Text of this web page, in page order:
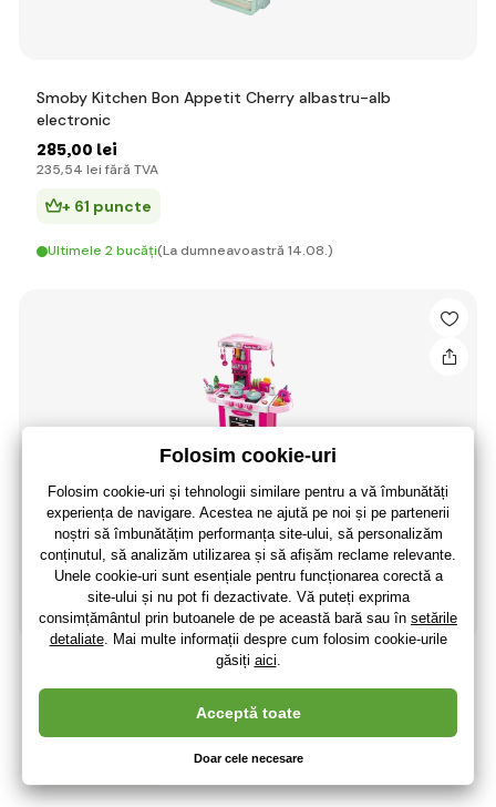
Smoby Kitchen Bon Appetit Cherry albastru-alb
electronic
285,00 lei
235,54 lei fără TVA
+ 61 puncte
Ultimele 2 bucăți(La dumneavoastră 14.08.)
200